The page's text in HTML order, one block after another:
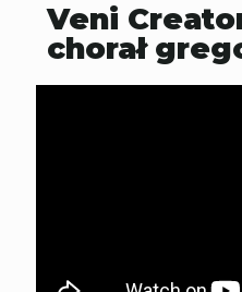
Veni
chorał